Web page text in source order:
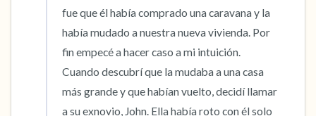
fue que él había comprado una caravana y la
había mudado a nuestra nueva vivienda. Por
fin empecé a hacer caso a mi intuición.
Cuando descubrí que la mudaba a una casa
más grande y que habían vuelto, decidí llamar
a su exnovio, John. Ella había roto con él solo